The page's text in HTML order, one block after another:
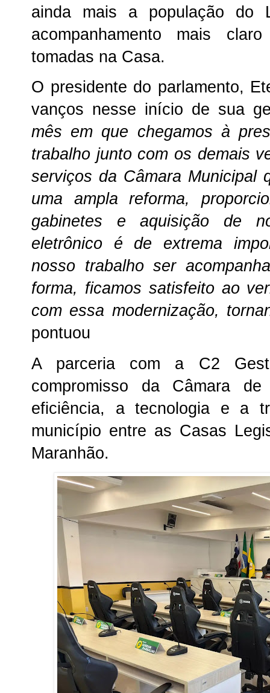
ainda mais a população do
acompanhamento mais
tomadas na Casa.
O presidente do parlamento,
vanços nesse início de sua
mês em que chegamos à
trabalho junto com os demais
serviços da Câmara Municipal
uma ampla reforma,
gabinetes e aquisição de
eletrônico é de extrema
nosso trabalho ser
forma, ficamos satisfeito ao
com essa modernização,
pontuou
A parceria com a C2
compromisso da Câmara
eficiência, a tecnologia e a
município entre as Casas
Maranhão.